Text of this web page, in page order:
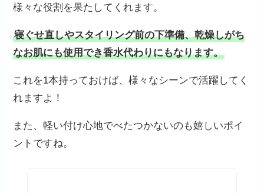
様々な役割を果たしてくれます。
寝ぐせ直しやスタイリング前の下準備、乾燥しがち
なお肌にも使用でき香水代わりにもなります。
これを1本持っておけば、様々なシーンで活躍してく
れますよ！
また、軽い付け心地でべたつかないのも嬉しいポイ
ントですね。